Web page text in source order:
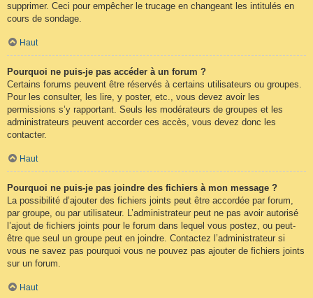
supprimer. Ceci pour empêcher le trucage en changeant les intitulés en
cours de sondage.
Haut
Pourquoi ne puis-je pas accéder à un forum ?
Certains forums peuvent être réservés à certains utilisateurs ou groupes.
Pour les consulter, les lire, y poster, etc., vous devez avoir les
permissions s’y rapportant. Seuls les modérateurs de groupes et les
administrateurs peuvent accorder ces accès, vous devez donc les
contacter.
Haut
Pourquoi ne puis-je pas joindre des fichiers à mon message ?
La possibilité d’ajouter des fichiers joints peut être accordée par forum,
par groupe, ou par utilisateur. L’administrateur peut ne pas avoir autorisé
l’ajout de fichiers joints pour le forum dans lequel vous postez, ou peut-
être que seul un groupe peut en joindre. Contactez l’administrateur si
vous ne savez pas pourquoi vous ne pouvez pas ajouter de fichiers joints
sur un forum.
Haut